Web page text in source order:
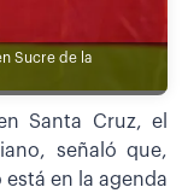
Sucre de la
Santa Cruz, el
señaló que,
en la agenda